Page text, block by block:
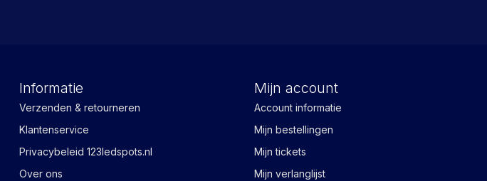
Informatie
Verzenden & retourneren
Klantenservice
Privacybeleid 123ledspots.nl
Over ons
Mijn account
Account informatie
Mijn bestellingen
Mijn tickets
Mijn verlanglijst